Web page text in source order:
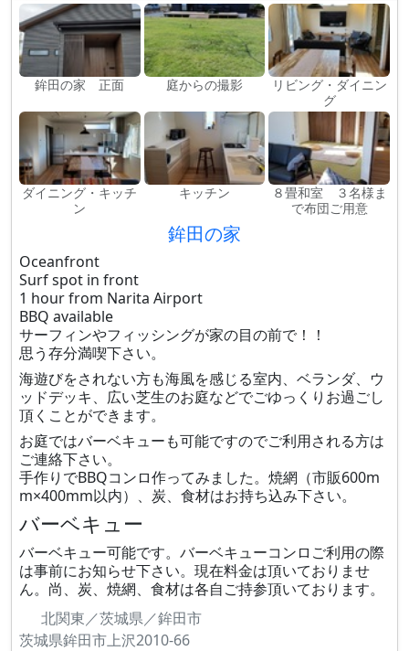
鉾田の家 正面 庭からの撮影
リビング・ダイニン
グ
ダイニング・キッチ
ン
キッチン
８畳和室 ３名様ま
で布団ご用意
鉾田の家
Oceanfront
Surf spot in front
1 hour from Narita Airport
BBQ available
サーフィンやフィッシングが家の目の前で！！
思う存分満喫下さい。
海遊びをされない方も海風を感じる室内、ベランダ、ウ
ッドデッキ、広い芝生のお庭などでごゆっくりお過ごし
頂くことができます。
お庭ではバーベキューも可能ですのでご利用される方は
ご連絡下さい。
手作りでBBQコンロ作ってみました。焼網（市販600m
m×400mm以内）、炭、食材はお持ち込み下さい。
バーベキュー
バーベキュー可能です。バーベキューコンロご利用の際
は事前にお知らせ下さい。現在料金は頂いておりませ
ん。尚、炭、焼網、食材は各自ご持参頂いております。
北関東／茨城県／鉾田市
茨城県鉾田市上沢2010-66